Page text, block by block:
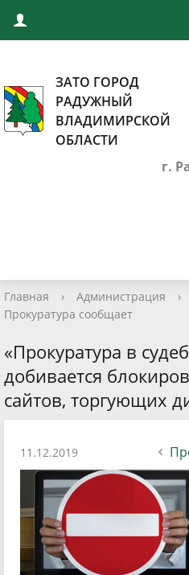
ЗАТО ГОРОД
РАДУЖНЫЙ
ВЛАДИМИРСКОЙ
ОБЛАСТИ
г.
Главная › Администрация ›
Прокуратура сообщает
«Прокуратура в
добивается
сайтов, торгующих
11.12.2019